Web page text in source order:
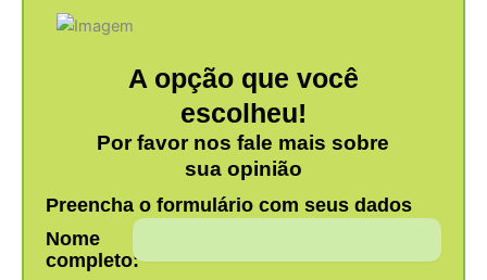
A opção que você
escolheu!
Por favor nos fale mais sobre
sua opinião
Preencha o formulário com seus dados
Nome
completo: